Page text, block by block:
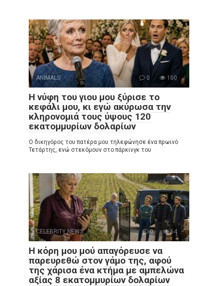
ANIMALS 0 100
Η νύφη του γιου μου ξύρισε το
κεφάλι μου, κι εγώ ακύρωσα την
κληρονομιά τους ύψους 120
εκατομμυρίων δολαρίων
Ο δικηγόρος του πατέρα μου τηλεφώνησε ένα πρωινό
Τετάρτης, ενώ στεκόμουν στο πάρκινγκ του
CELEBRITY NEWS 0 64
Η κόρη μου μού απαγόρευσε να
παρευρεθώ στον γάμο της, αφού
της χάρισα ένα κτήμα με αμπελώνα
αξίας 8 εκατομμυρίων δολαρίων